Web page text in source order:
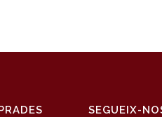
SEGUEIX-